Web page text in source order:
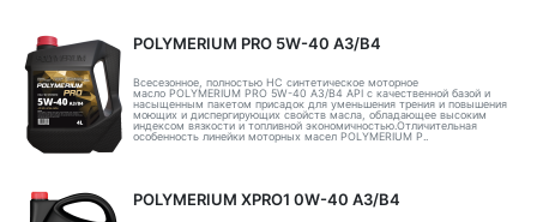
POLYMERIUM PRO 5W-40 A3/B4
Всесезонное, полностью HC синтетическое моторное
масло POLYMERIUM PRO 5W-40 A3/B4 API с качественной базой и
насыщенным пакетом присадок для уменьшения трения и повышения
моющих и диспергирующих свойств масла, обладающее высоким
индексом вязкости и топливной экономичностью.Отличительная
особенность линейки моторных масел POLYMERIUM P..
POLYMERIUM XPRO1 0W-40 A3/B4